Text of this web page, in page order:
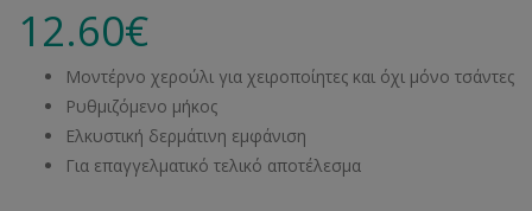
12.60€
Μοντέρνο χερούλι για χειροποίητες και όχι μόνο τσάντες
Ρυθμιζόμενο μήκος
Ελκυστική δερμάτινη εμφάνιση
Για επαγγελματικό τελικό αποτέλεσμα